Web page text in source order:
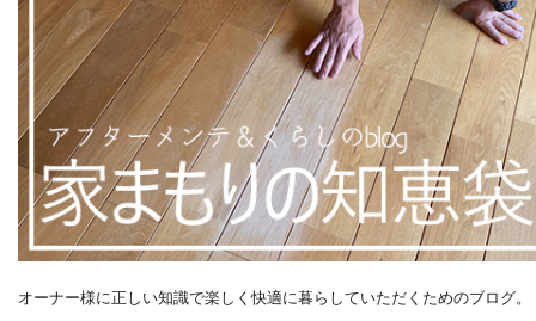
オーナー様に正しい知識で楽しく快適に暮らしていただくためのブログ。